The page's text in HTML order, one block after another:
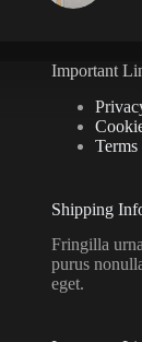
Important
Shipping
Fringilla
purus
eget.